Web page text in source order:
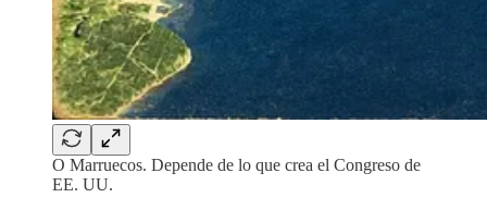
O Marruecos. Depende de lo que crea el Congreso de
EE. UU.